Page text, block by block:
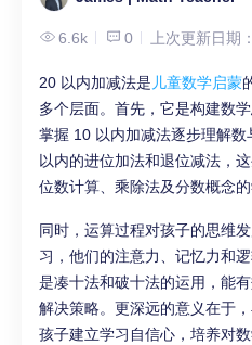
6.6k 0 上次更新日期
20 以内加减法是 儿童数学启蒙
多个层面。首先，它是构建数
掌握 10 以内加减法逐步理解
以内的进位加法和退位减法，
位数计算、乘除法及分数概念的
同时，运算过程对孩子的思维
习，他们的注意力、记忆力和
是凑十法和破十法的运用，能
解决策略。更深远的意义在于
孩子建立学习自信心，培养对